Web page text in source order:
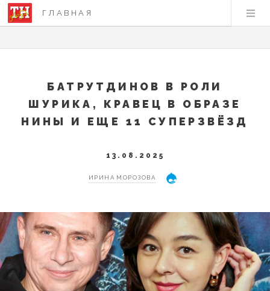
ГЛАВНАЯ
БАТРУТДИНОВ В РОЛИ
ШУРИКА, КРАВЕЦ В ОБРАЗЕ
НИНЫ И ЕЩЕ 11 СУПЕРЗВЁЗД
13.08.2025
ИРИНА МОРОЗОВА